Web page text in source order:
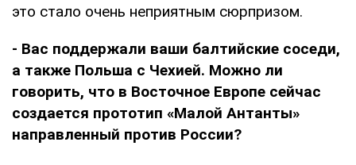
это стало очень неприятным сюрпризом.
- Вас поддержали ваши балтийские соседи,
а также Польша с Чехией. Можно ли
говорить, что в Восточное Европе сейчас
создается прототип «Малой Антанты»
направленный против России?